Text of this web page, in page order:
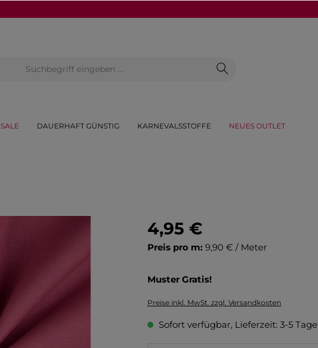
SALE DAUERHAFT GÜNSTIG KARNEVALSSTOFFE NEUES OUTLET
4,95 €
Preis pro m: 9,90 € / Meter
Muster Gratis!
Preise inkl. MwSt. zzgl. Versandkosten
Sofort verfügbar, Lieferzeit: 3-5 Tage